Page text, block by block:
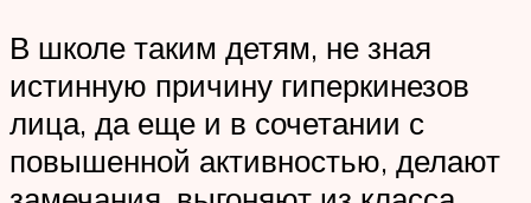
В школе таким детям, не зная
истинную причину гиперкинезов
лица, да еще и в сочетании с
повышенной активностью, делают